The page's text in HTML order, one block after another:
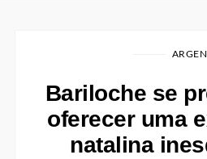
Bariloche se
oferecer uma
natalina